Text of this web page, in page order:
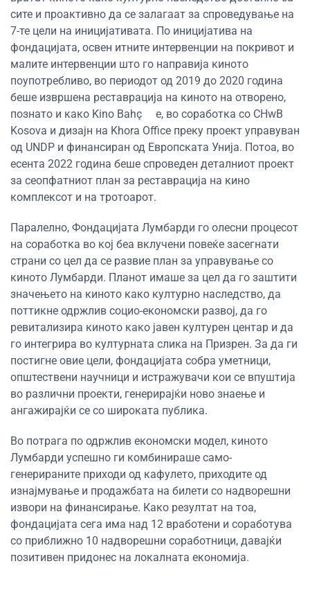
сите и проактивно да се залагаат за спроведување на
7-те цели на иницијативата. По иницијатива на
фондацијата, освен итните интервенции на покривот и
малите интервенции што го направија киното
поупотребливо, во периодот од 2019 до 2020 година
беше извршена реставрација на киното на отворено,
познато и како Kino Bahç e, во соработка со CHwB
Kosova и дизајн на Khora Office преку проект управуван
од UNDP и финансиран од Европската Унија. Потоа, во
есента 2022 година беше спроведен деталниот проект
за сеопфатниот план за реставрација на кино
комплексот и на тротоарот.
Паралелно, Фондацијата Лумбарди го олесни процесот
на соработка во кој беа вклучени повеќе засегнати
страни со цел да се развие план за управување со
киното Лумбарди. Планот имаше за цел да го заштити
значењето на киното како културно наследство, да
поттикне одржлив социо-економски развој, да го
ревитализира киното како јавен културен центар и да
го интегрира во културната слика на Призрен. За да ги
постигне овие цели, фондацијата собра уметници,
општествени научници и истражувачи кои се впуштија
во различни проекти, генерирајќи ново знаење и
ангажирајќи се со широката публика.
Во потрага по одржлив економски модел, киното
Лумбарди успешно ги комбинираше само-
генерираните приходи од кафулето, приходите од
изнајмување и продажбата на билети со надворешни
извори на финансирање. Како резултат на тоа,
фондацијата сега има над 12 вработени и соработува
со приближно 10 надворешни соработници, давајќи
позитивен придонес на локалната економија.